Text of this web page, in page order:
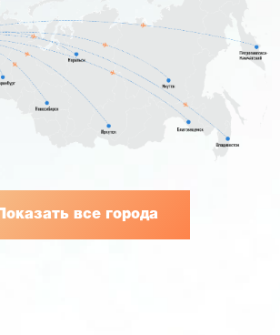
Показать все города